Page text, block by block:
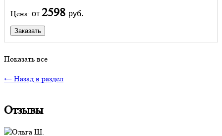
Цена: от 2598 руб.
Заказать
Показать все
← Назад в раздел
Отзывы